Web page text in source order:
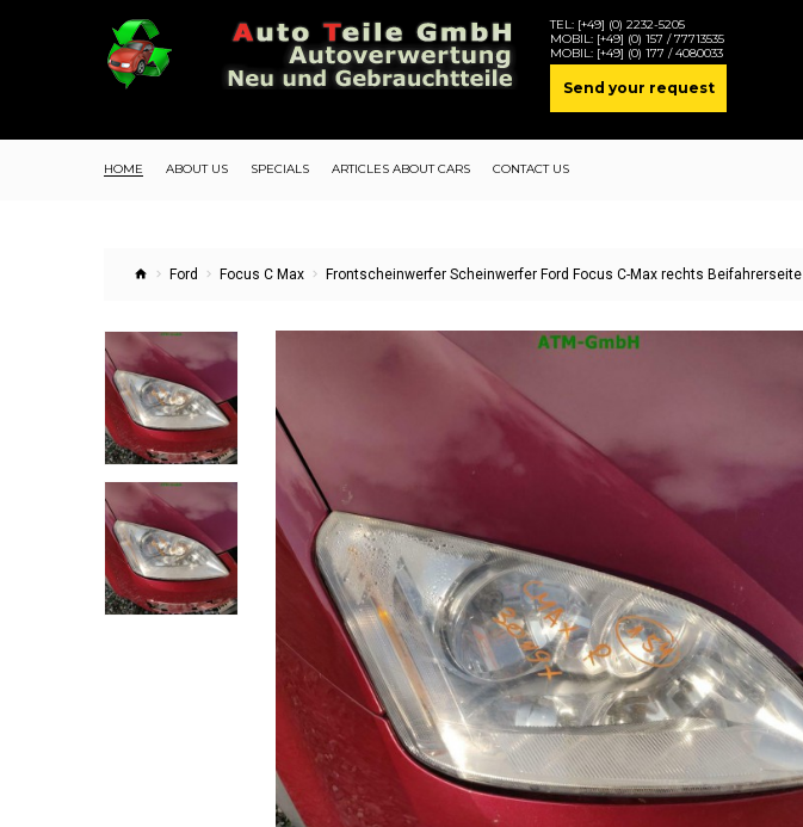
TEL: [+49] (0) 2232-5205
MOBIL: [+49] (0) 157 / 77713535
MOBIL: [+49] (0) 177 / 4080033
Send your request
HOME ABOUT US SPECIALS ARTICLES ABOUT CARS CONTACT US
Ford Focus C Max Frontscheinwerfer Scheinwerfer Ford Focus C-Max rechts Beifahrerseite